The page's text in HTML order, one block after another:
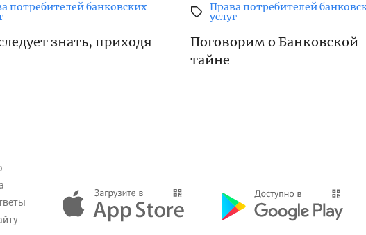
потребителей банковских
знать, приходя
Права потребителей
услуг
Поговорим о Банковской
тайне